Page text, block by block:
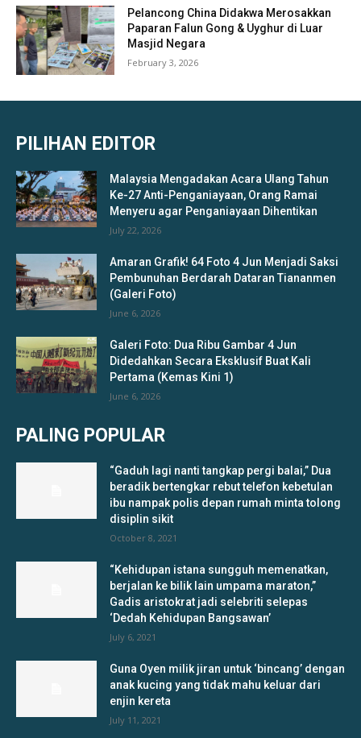
Pelancong China Didakwa Merosakkan
Paparan Falun Gong & Uyghur di Luar
Masjid Negara
February 3, 2026
PILIHAN EDITOR
Malaysia Mengadakan Acara Ulang Tahun
Ke-27 Anti-Penganiayaan, Orang Ramai
Menyeru agar Penganiayaan Dihentikan
July 22, 2026
Amaran Grafik! 64 Foto 4 Jun Menjadi Saksi
Pembunuhan Berdarah Dataran Tiananmen
(Galeri Foto)
June 6, 2026
Galeri Foto: Dua Ribu Gambar 4 Jun
Didedahkan Secara Eksklusif Buat Kali
Pertama (Kemas Kini 1)
June 6, 2026
PALING POPULAR
“Gaduh lagi nanti tangkap pergi balai,” Dua
beradik bertengkar rebut telefon kebetulan
ibu nampak polis depan rumah minta tolong
disiplin sikit
October 8, 2021
“Kehidupan istana sungguh memenatkan,
berjalan ke bilik lain umpama maraton,”
Gadis aristokrat jadi selebriti selepas
‘Dedah Kehidupan Bangsawan’
July 6, 2021
Guna Oyen milik jiran untuk ‘bincang’ dengan
anak kucing yang tidak mahu keluar dari
enjin kereta
July 11, 2021